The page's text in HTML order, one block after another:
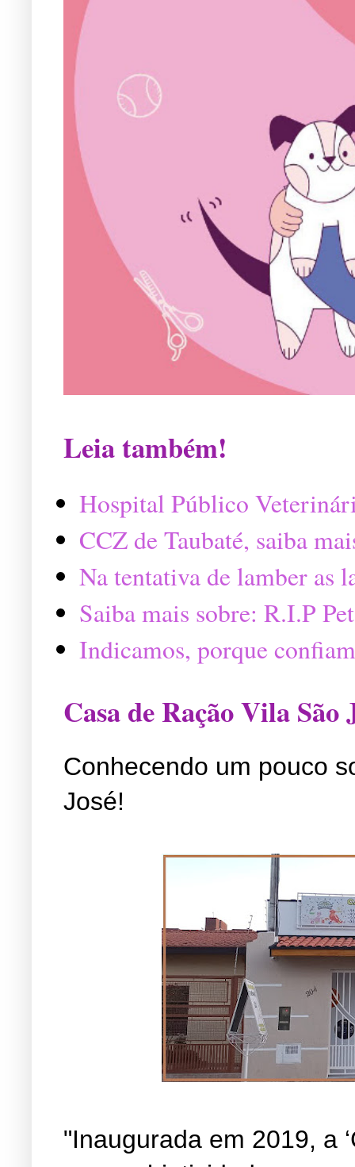
Leia também!
Hospital Público
CCZ de Taubaté, saiba
Na tentativa de lamber as
Saiba mais sobre: R.I.P
Indicamos, porque
Casa de Ração Vila São
Conhecendo um pouco
José!
"Inaugurada em 2019, a